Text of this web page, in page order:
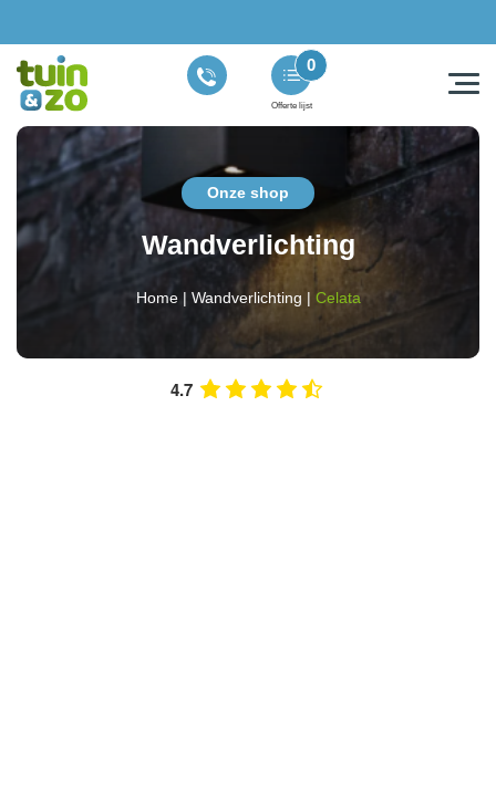
Offerte lijst
0
Onze shop
Wandverlichting
Home| Wandverlichting | Celata
4.7